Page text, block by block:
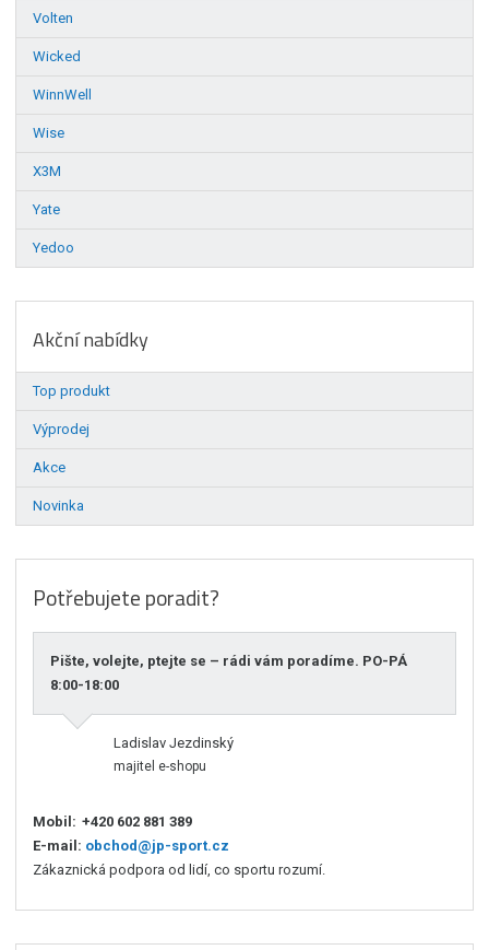
Volten
Wicked
WinnWell
Wise
X3M
Yate
Yedoo
Akční nabídky
Top produkt
Výprodej
Akce
Novinka
Potřebujete poradit?
Pište, volejte, ptejte se – rádi vám poradíme. PO-PÁ
8:00-18:00
Ladislav Jezdinský
majitel e-shopu
Mobil: +420 602 881 389
E-mail: obchod@jp-sport.cz
Zákaznická podpora od lidí, co sportu rozumí.